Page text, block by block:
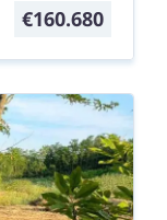
€160.680